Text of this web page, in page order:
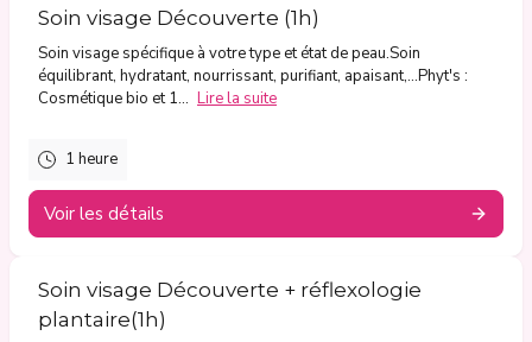
Soin visage Découverte (1h)
Soin visage spécifique à votre type et état de peau.Soin
équilibrant, hydratant, nourrissant, purifiant, apaisant,...Phyt's :
Cosmétique bio et 1... Lire la suite
1 heure
Voir les détails
Soin visage Découverte + réflexologie
plantaire(1h)